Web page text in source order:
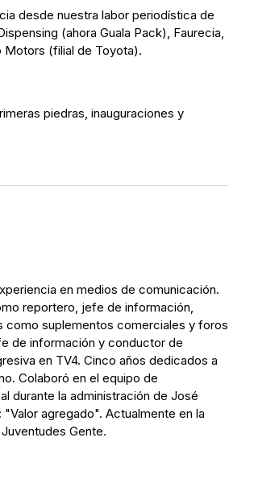
desde nuestra labor periodística de
(ahora Guala Pack), Faurecia,
Motors (filial de Toyota).
piedras, inauguraciones y
en medios de comunicación.
reportero, jefe de información,
suplementos comerciales y foros
de información y conductor de
en TV4. Cinco años dedicados a
Colaboró en el equipo de
durante la administración de José
agregado". Actualmente en la
Gente.